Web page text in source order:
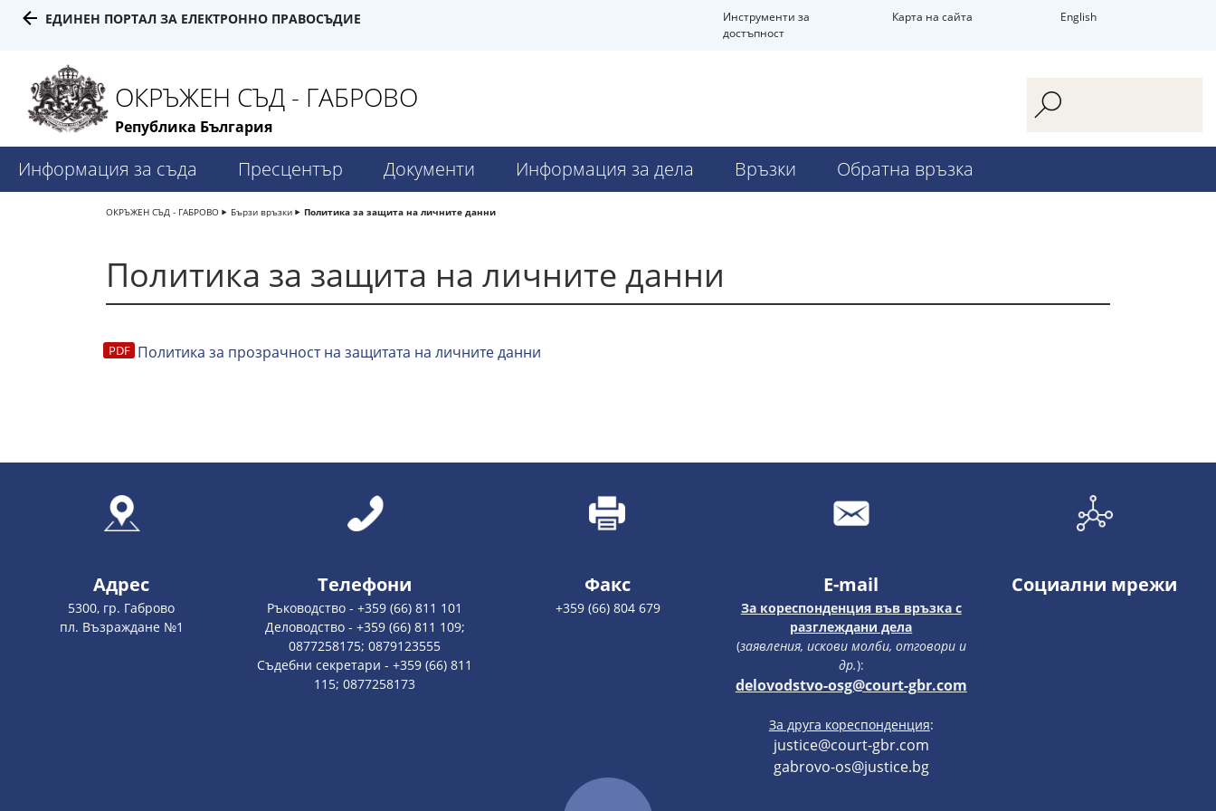
ЕДИНЕН ПОРТАЛ ЗА ЕЛЕКТРОННО ПРАВОСЪДИЕ
Инструменти за
достъпност
Карта на сайта English
ОКРЪЖЕН СЪД - ГАБРОВО
Република България
Информация за съда Пресцентър Документи Информация за дела Връзки Обратна връзка
ОКРЪЖЕН СЪД - ГАБРОВО Бързи връзки Политика за защита на личните данни
Политика за защита на личните данни
Политика за прозрачност на защитата на личните данни
Адрес
5300, гр. Габрово
пл. Възраждане №1
Телефони
Ръководство - +359 (66) 811 101
Деловодство - +359 (66) 811 109;
0877258175; 0879123555
Съдебни секретари - +359 (66) 811
115; 0877258173
Факс
+359 (66) 804 679
E-mail
За кореспонденция във връзка с
разглеждани дела
(заявления, искови молби, отговори и
др.):
delovodstvo-osg@court-gbr.com
За друга кореспонденция:
justice@court-gbr.com
gabrovo-os@justice.bg
Социални мрежи